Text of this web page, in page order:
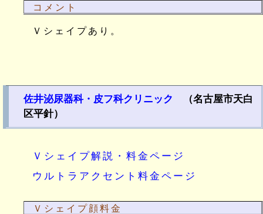
コメント
Ｖシェイプあり。
佐井泌尿器科・皮フ科クリニック
（名古屋市天白
区平針）
Ｖシェイプ解説・料金ページ
ウルトラアクセント料金ページ
Ｖシェイプ顔料金